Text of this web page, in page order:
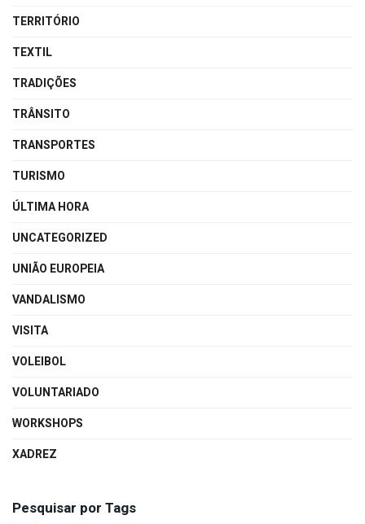
TERRITÓRIO
TEXTIL
TRADIÇÕES
TRÂNSITO
TRANSPORTES
TURISMO
ÚLTIMA HORA
UNCATEGORIZED
UNIÃO EUROPEIA
VANDALISMO
VISITA
VOLEIBOL
VOLUNTARIADO
WORKSHOPS
XADREZ
Pesquisar por Tags